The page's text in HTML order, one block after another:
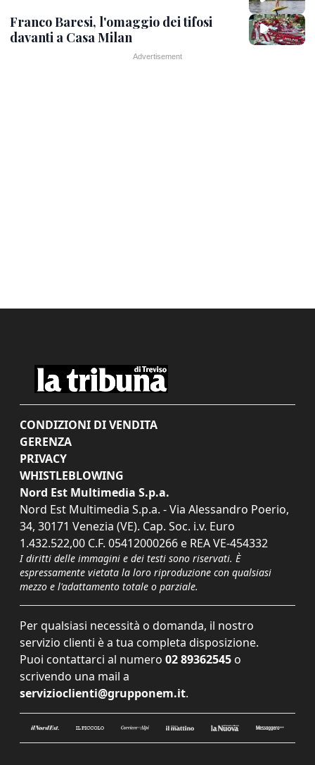
Franco Baresi, l'omaggio dei tifosi
davanti a Casa Milan
CONDIZIONI DI VENDITA
GERENZA
PRIVACY
WHISTLEBLOWING
Nord Est Multimedia S.p.a.
Nord Est Multimedia S.p.a. - Via Alessandro Poerio,
34, 30171 Venezia (VE). Cap. Soc. i.v. Euro
1.432.522,00 C.F. 05412000266 e REA VE-454332
I diritti delle immagini e dei testi sono riservati. È
espressamente vietata la loro riproduzione con qualsiasi
mezzo e l'adattamento totale o parziale.
Per qualsiasi necessità o domanda, il nostro
servizio clienti è a tua completa disposizione.
Puoi contattarci al numero 02 89362545 o
scrivendo una mail a
servizioclienti@grupponem.it.